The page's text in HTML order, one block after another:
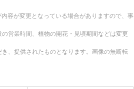
容が変更となっている場合がありますので、事
営業時間、植物の開花・見頃期間などは変更
、提供されたものとなります。画像の無断転